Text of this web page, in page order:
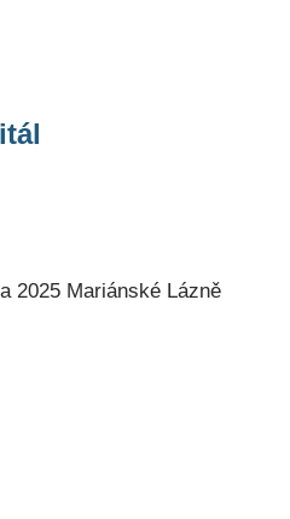
2025 Mariánské Lázně